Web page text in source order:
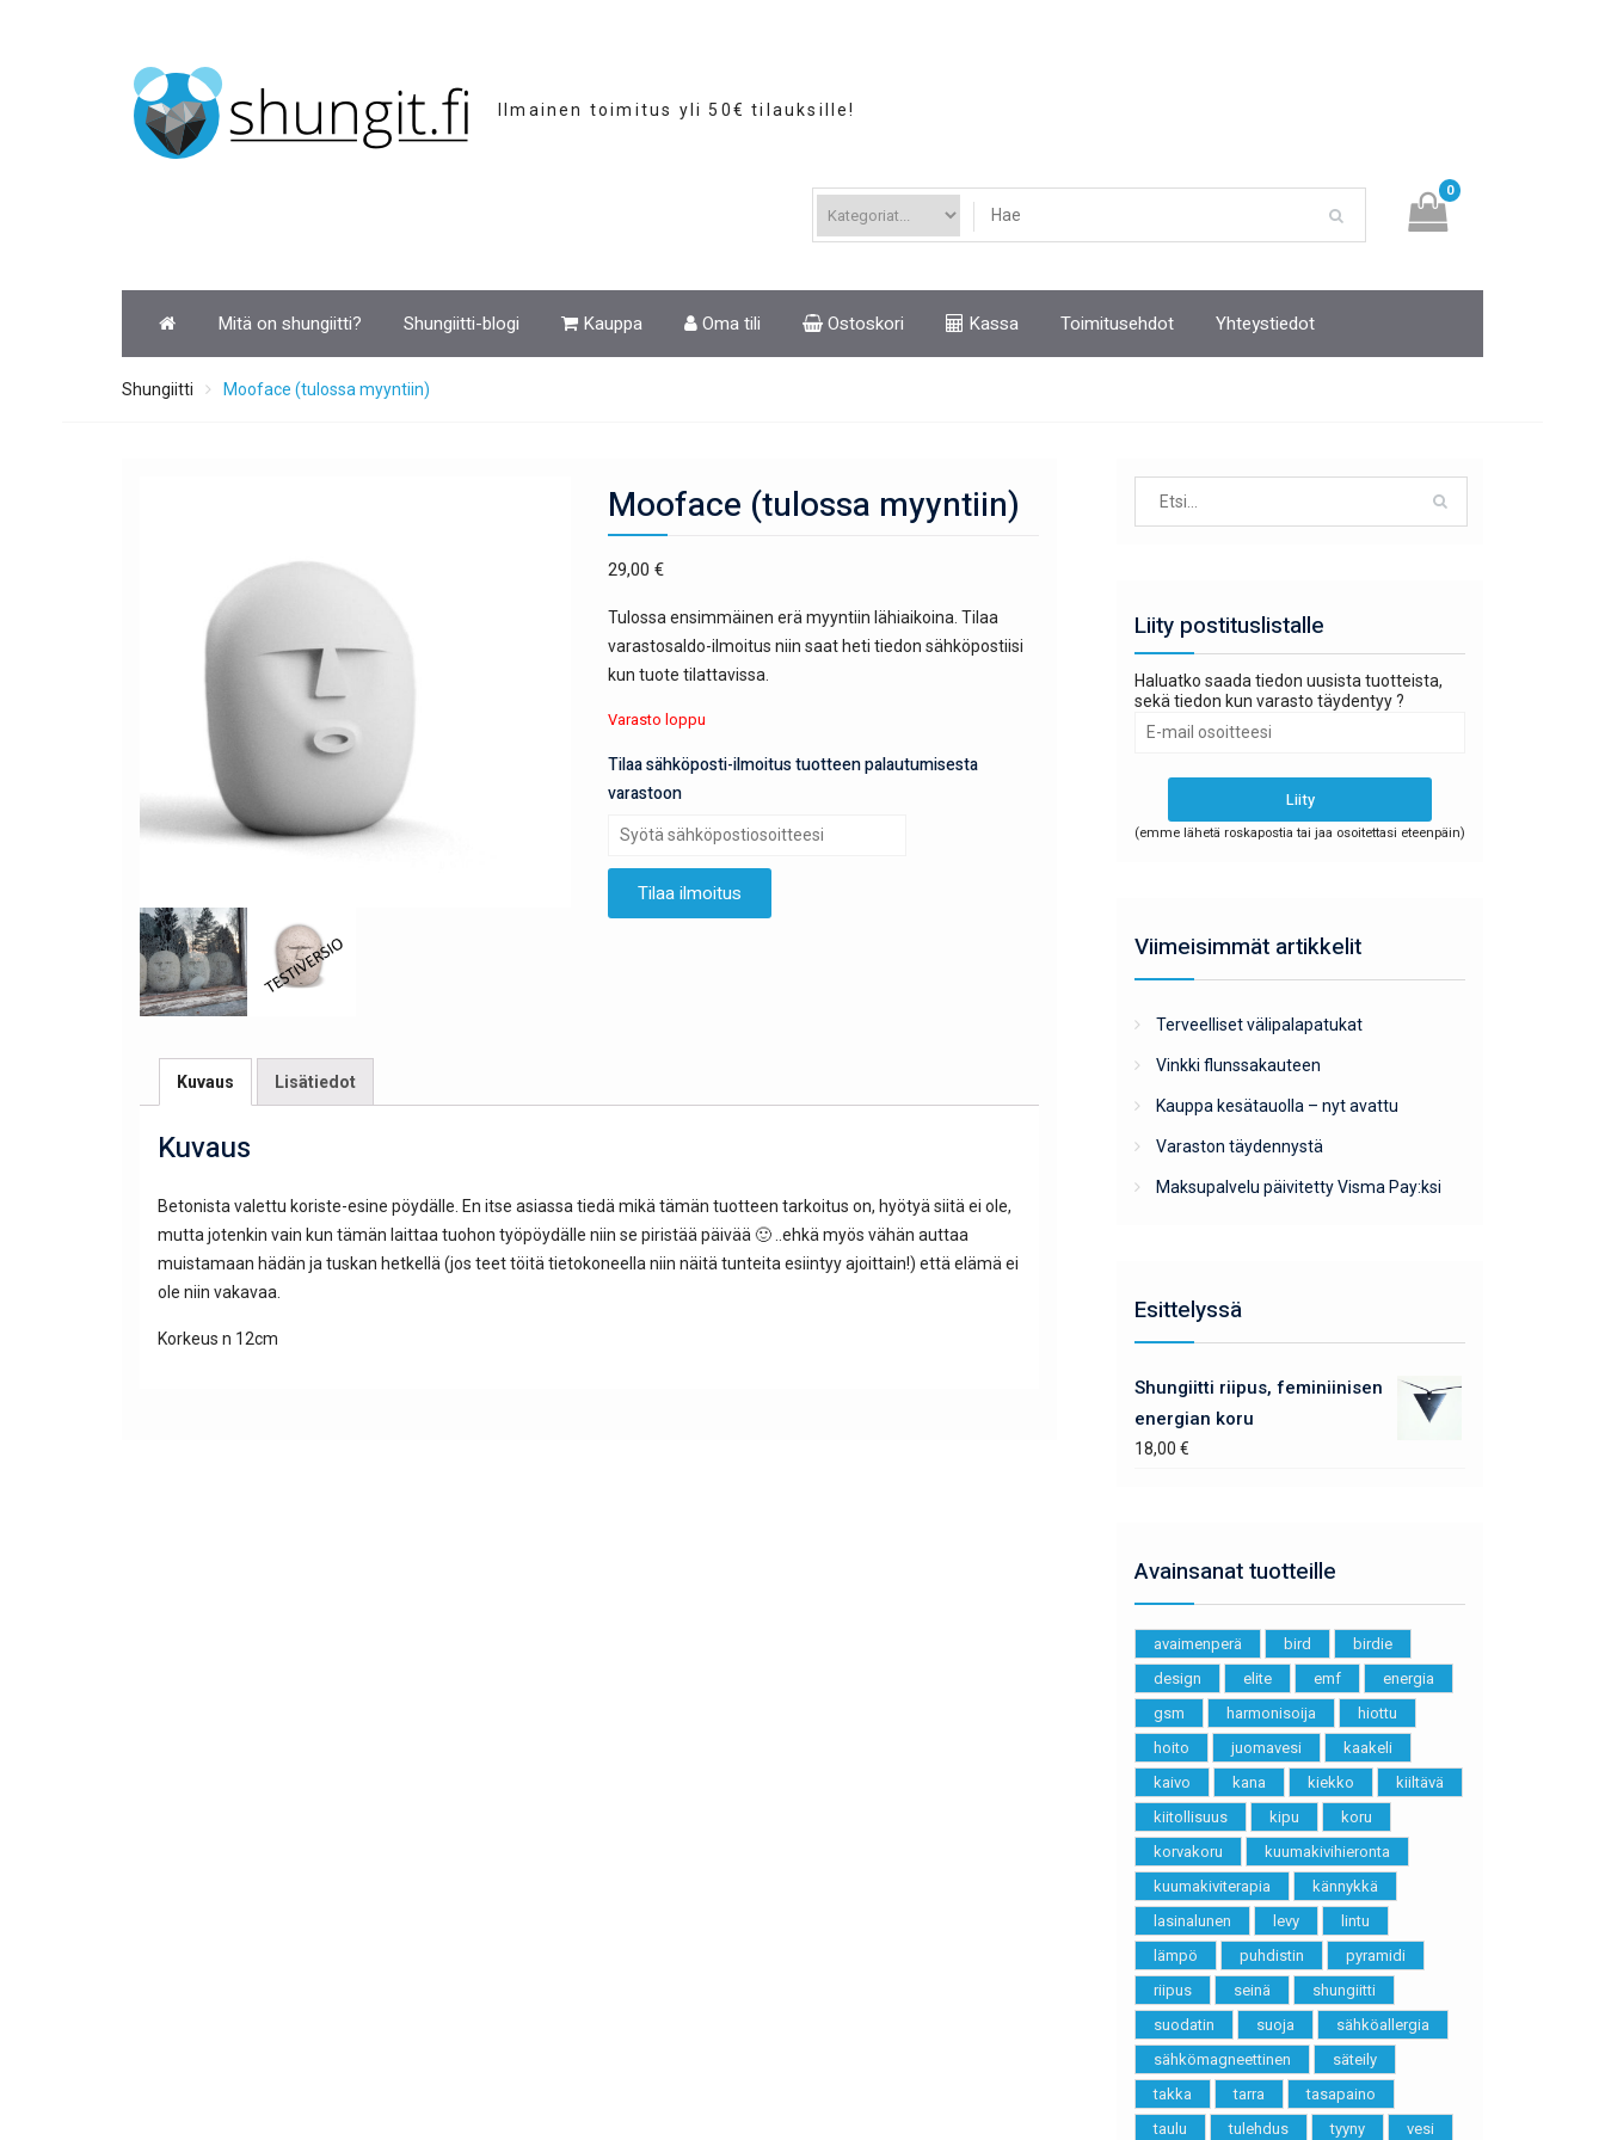
Ilmainen toimitus yli 50€ tilauksille!
0
Mitä on shungiitti? Shungiitti-blogi Kauppa Oma tili Ostoskori Kassa Toimitusehdot Yhteystiedot
Shungiitti Mooface (tulossa myyntiin)
Mooface (tulossa myyntiin)
29,00 €
Tulossa ensimmäinen erä myyntiin lähiaikoina. Tilaa
varastosaldo-ilmoitus niin saat heti tiedon sähköpostiisi
kun tuote tilattavissa.
Varasto loppu
Tilaa sähköposti-ilmoitus tuotteen palautumisesta
varastoon
Tilaa ilmoitus
Kuvaus Lisätiedot
Kuvaus
Betonista valettu koriste-esine pöydälle. En itse asiassa tiedä mikä tämän tuotteen tarkoitus on, hyötyä siitä ei ole,
mutta jotenkin vain kun tämän laittaa tuohon työpöydälle niin se piristää päivää 🙂 ..ehkä myös vähän auttaa
muistamaan hädän ja tuskan hetkellä (jos teet töitä tietokoneella niin näitä tunteita esiintyy ajoittain!) että elämä ei
ole niin vakavaa.
Korkeus n 12cm
Search
Liity postituslistalle
Haluatko saada tiedon uusista tuotteista,
sekä tiedon kun varasto täydentyy ?
(emme lähetä roskapostia tai jaa osoitettasi eteenpäin)
Viimeisimmät artikkelit
Terveelliset välipalapatukat
Vinkki flunssakauteen
Kauppa kesätauolla – nyt avattu
Varaston täydennystä
Maksupalvelu päivitetty Visma Pay:ksi
Esittelyssä
Shungiitti riipus, feminiinisen
energian koru
18,00 €
Avainsanat tuotteille
avaimenperä bird
birdie
design
elite emf
energia
gsm
harmonisoija
hiottu
hoito
juomavesi
kaakeli
kaivo
kana kiekko
kiiltävä
kiitollisuus
kipu
koru
korvakoru
kuumakivihieronta
kuumakiviterapia
kännykkä
lasinalunen
levy
lintu
lämpö
puhdistin
pyramidi
riipus
seinä
shungiitti
suodatin
suoja
sähköallergia
sähkömagneettinen
säteily
takka
tarra
tasapaino
taulu
tulehdus tyyny vesi